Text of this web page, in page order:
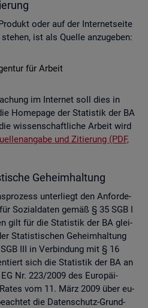
oder auf der In­ter­net­sei­te
ist als Quel­le an­zu­ge­ben:
für Ar­beit
im In­ter­net soll dies in
Home­page der Sta­tis­tik der BA
wis­sen­schaft­li­che Ar­beit wird
und Zi­tie­rung (PDF,
Ge­heim­hal­tung
un­ter­liegt den An­for­de­
So­zi­al­da­ten gemäß § 35 SGB I
gilt für die Sta­tis­tik der BA glei­
Sta­tis­ti­schen Ge­heim­hal­tung
III in Ver­bin­dung mit § 16
sich die Sta­tis­tik der BA an
Nr. 223/2009 des Eu­ro­päi­
vom 11. März 2009 über eu­
die Da­ten­schutz-Grund­